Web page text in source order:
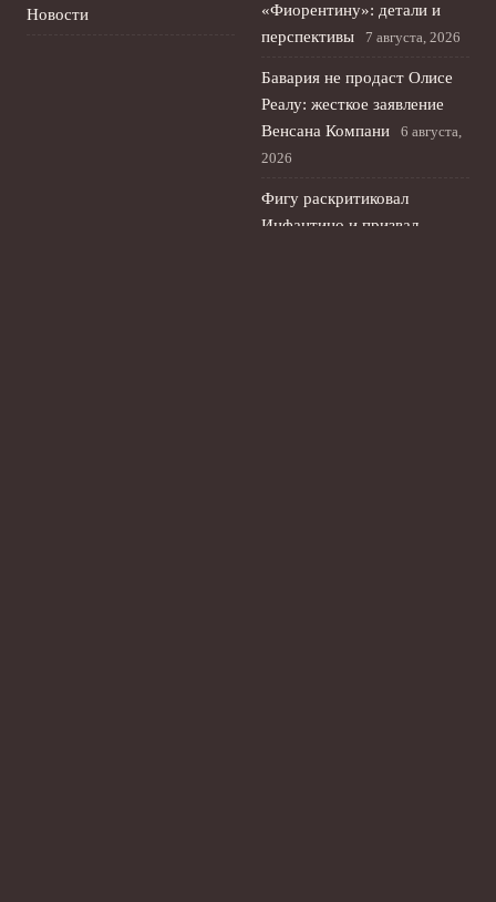
Новости
«Фиорентину»: детали и
перспективы
7 августа, 2026
Бавария не продаст Олисе
Реалу: жесткое заявление
Венсана Компани
6 августа,
2026
Фигу раскритиковал
Инфантино и призвал